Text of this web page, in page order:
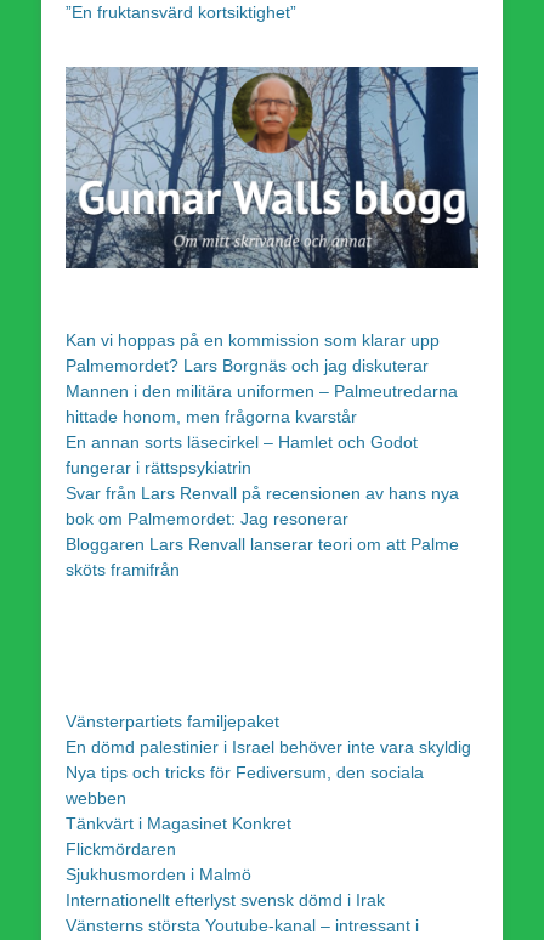
”En fruktansvärd kortsiktighet”
Kan vi hoppas på en kommission som klarar upp
Palmemordet? Lars Borgnäs och jag diskuterar
Mannen i den militära uniformen – Palmeutredarna
hittade honom, men frågorna kvarstår
En annan sorts läsecirkel – Hamlet och Godot
fungerar i rättspsykiatrin
Svar från Lars Renvall på recensionen av hans nya
bok om Palmemordet: Jag resonerar
Bloggaren Lars Renvall lanserar teori om att Palme
sköts framifrån
Vänsterpartiets familjepaket
En dömd palestinier i Israel behöver inte vara skyldig
Nya tips och tricks för Fediversum, den sociala
webben
Tänkvärt i Magasinet Konkret
Flickmördaren
Sjukhusmorden i Malmö
Internationellt efterlyst svensk dömd i Irak
Vänsterns största Youtube-kanal – intressant i